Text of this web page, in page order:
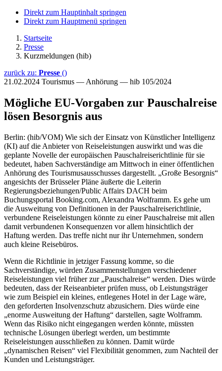
Direkt zum Hauptinhalt springen
Direkt zum Hauptmenü springen
Startseite
Presse
Kurzmeldungen (hib)
zurück zu: Presse ()
21.02.2024 Tourismus — Anhörung — hib 105/2024
Mögliche EU-Vorgaben zur Pauschalreise
lösen Besorgnis aus
Berlin: (hib/VOM) Wie sich der Einsatz von Künstlicher Intelligenz
(KI) auf die Anbieter von Reiseleistungen auswirkt und was die
geplante Novelle der europäischen Pauschalreiserichtlinie für sie
bedeutet, haben Sachverständige am Mittwoch in einer öffentlichen
Anhörung des Tourismusausschusses dargestellt. „Große Besorgnis“
angesichts der Brüsseler Pläne äußerte die Leiterin
Regierungsbeziehungen/Public Affairs DACH beim
Buchungsportal Booking.com, Alexandra Wolframm. Es gehe um
die Ausweitung von Definitionen in der Pauschalreiserichtlinie,
verbundene Reiseleistungen könnte zu einer Pauschalreise mit allen
damit verbundenen Konsequenzen vor allem hinsichtlich der
Haftung werden. Das treffe nicht nur ihr Unternehmen, sondern
auch kleine Reisebüros.
Wenn die Richtlinie in jetziger Fassung komme, so die
Sachverständige, würden Zusammenstellungen verschiedener
Reiseleistungen viel früher zur „Pauschalreise“ werden. Dies würde
bedeuten, dass der Reiseanbieter prüfen muss, ob Leistungsträger
wie zum Beispiel ein kleines, entlegenes Hotel in der Lage wäre,
den geforderten Insolvenzschutz abzusichern. Dies würde eine
„enorme Ausweitung der Haftung“ darstellen, sagte Wolframm.
Wenn das Risiko nicht eingegangen werden könnte, müssten
technische Lösungen überlegt werden, um bestimmte
Reiseleistungen ausschließen zu können. Damit würde
„dynamischen Reisen“ viel Flexibilität genommen, zum Nachteil der
Kunden und Leistungsträger.